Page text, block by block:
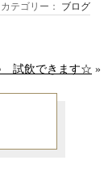
テゴリー： ブログ
試飲できます☆ »